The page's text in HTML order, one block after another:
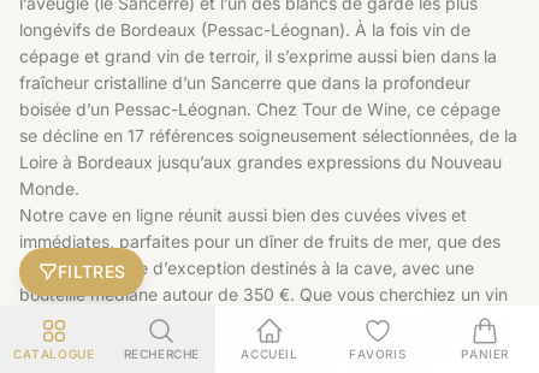
FILTRES
longévifs de Bordeaux (Pessac-Léognan). À la fois vin de
cépage et grand vin de terroir, il s’exprime aussi bien dans la
fraîcheur cristalline d’un Sancerre que dans la profondeur
boisée d’un Pessac-Léognan. Chez Tour de Wine, ce cépage
se décline en 17 références soigneusement sélectionnées, de la
Loire à Bordeaux jusqu’aux grandes expressions du Nouveau
Monde.
Notre cave en ligne réunit aussi bien des cuvées vives et
immédiates, parfaites pour un dîner de fruits de mer, que des
blancs de garde d’exception destinés à la cave, avec une
bouteille médiane autour de 350 €. Que vous cherchiez un vin
de table accessible ou une pièce de collection, vous trouverez
ici de quoi explorer toute l’amplitude de ce cépage. Pour aller
CATALOGUE RECHERCHE ACCUEIL FAVORIS PANIER